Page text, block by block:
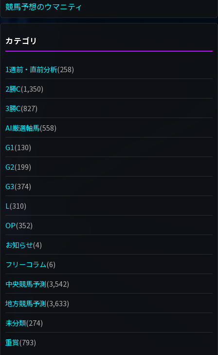
競馬予想のウマニティ
カテゴリ
1週前・直前分析(258)
2勝C(1,350)
3勝C(827)
AI厳選軸馬(558)
G1(130)
G2(199)
G3(374)
L(310)
OP(352)
お知らせ(4)
フリーコラム(6)
中央競馬予測(3,542)
地方競馬予測(3,633)
未分類(274)
重賞(793)